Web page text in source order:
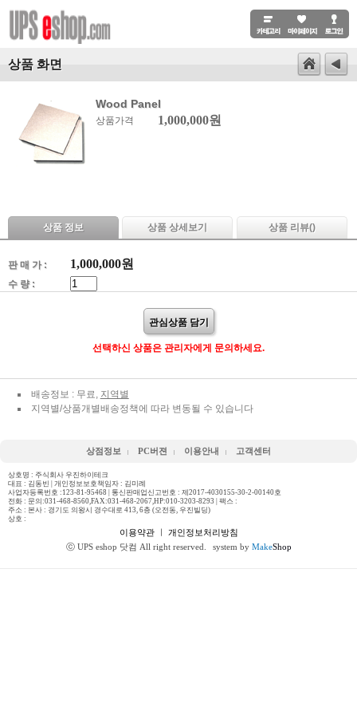
상품 화면
Wood Panel
상품가격 1,000,000원
상품 정보 상품 상세보기 상품 리뷰()
판 매 가 : 1,000,000원
수 량 :
관심상품 담기
선택하신 상품은 관리자에게 문의하세요.
배송정보 : 무료, 지역별
지역별/상품개별배송정책에 따라 변동될 수 있습니다
상점정보 PC버젼 이용안내 고객센터
상호명 : 주식회사 우진하이테크
대표 : 김동빈 | 개인정보보호책임자 : 김미례
사업자등록번호 :123-81-95468 | 통신판매업신고번호 : 제2017-4030155-30-2-00140호
전화 : 문의:031-468-8560,FAX:031-468-2067,HP:010-3203-8293 | 팩스 :
주소 : 본사 : 경기도 의왕시 경수대로 413, 6층 (오전동, 우진빌딩)
상호 :
이용약관ㅣ 개인정보처리방침
ⓒ UPS eshop 닷컴 All right reserved.
system by MakeShop